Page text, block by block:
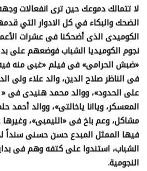
لا تتمالك دموعك حين ترى انفعالات
الضحك والبكاء في كل الادوار التي
الكوميدى الذى أضحكنا فى عشرات
نجوم الكوميديا الشباب فوضعهم على
«ضبش الحرامى» فى فيلم «غبى منه
فى الناظر صلاح الدين، والد علاء ولى
على الحدود»، ووالد محمد هنيدى
المعسكر، وياانا ياخالتى»، ووالد
مشاكل، وعم باخ فى «الليمبى»،
فيها الممثل المبدع حسن حسنى سنداً
الشباب، استندوا على كتفه وهم فى
النجومية.